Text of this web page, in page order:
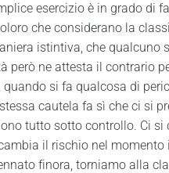
esercizio è in grado di
che considerano la
istintiva, che qualcuno
ne attesta il contrario
si fa qualcosa di
cautela fa sì che ci si
tutto sotto controllo. Ci si
il rischio nel momento
finora, torniamo alla